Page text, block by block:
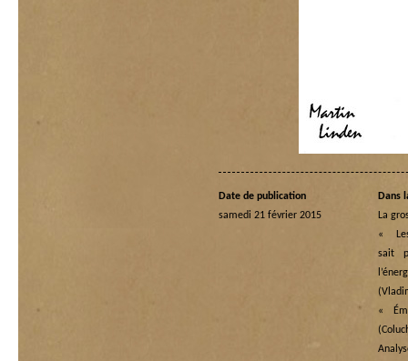
Date de publication
samedi 21 février 2015
Dans
La
«
sait
«